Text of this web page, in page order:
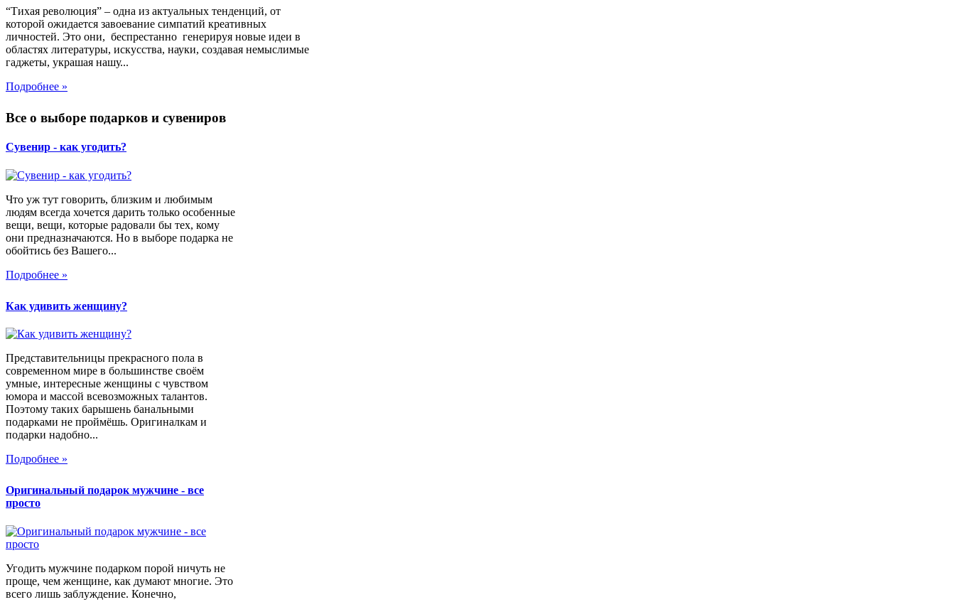
“Тихая революция” – одна из актуальных тенденций, от
которой ожидается завоевание симпатий креативных
личностей. Это они, беспрестанно генерируя новые идеи в
областях литературы, искусства, науки, создавая немыслимые
гаджеты, украшая нашу...
Подробнее »
Все о выборе подарков и сувениров
Сувенир - как угодить?
Что уж тут говорить, близким и любимым
людям всегда хочется дарить только особенные
вещи, вещи, которые радовали бы тех, кому
они предназначаются. Но в выборе подарка не
обойтись без Вашего...
Подробнее »
Как удивить женщину?
Представительницы прекрасного пола в
современном мире в большинстве своём
умные, интересные женщины с чувством
юмора и массой всевозможных талантов.
Поэтому таких барышень банальными
подарками не проймёшь. Оригиналкам и
подарки надобно...
Подробнее »
Оригинальный подарок мужчине - все
просто
Угодить мужчине подарком порой ничуть не
проще, чем женщине, как думают многие. Это
всего лишь заблуждение. Конечно,